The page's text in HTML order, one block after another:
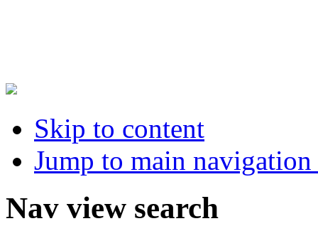
Skip to content
Jump to main
Nav view search